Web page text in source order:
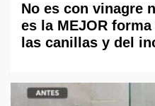
No es con vinagre
es la MEJOR
las canillas y del